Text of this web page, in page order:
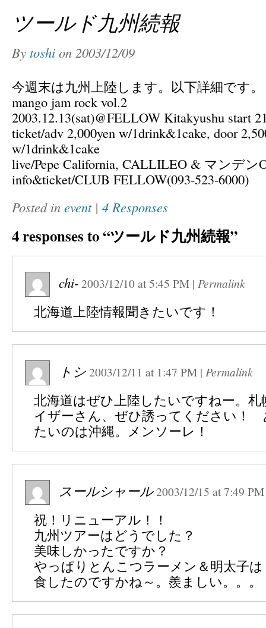
ツールド九州続報
By toshi on 2003/12/09
今週末は九州上陸します。以下詳細です。
mango jam rock vol.2
2003.12.13(sat)@FELLOW Kitakyushu start
ticket/adv 2,000yen w/1drink&1cake, door
w/1drink&1cake
live/Pepe California, CALLILEO & マンデン
info&ticket/CLUB FELLOW(093-523-6000)
Posted in event| 4 Responses
4 responses to “ツールド九州続報”
chi-2003/12/10at5:45 PM | Permalink
北海道上陸情報聞きたいです！
トシ2003/12/11 at 1:47 PM | Permalink
北海道はぜひ上陸したいですねー。
イザーさん、ぜひ誘ってください！
たいのは沖縄。メンソーレ！
スールシャール2003/12/15 at7:49 PM
祝！リニューアル！！
九州ツアーはどうでした？
美味しかったですか？
やっぱりとんこつラーメン＆明太子は
食したのですかね～。羨ましい。。。